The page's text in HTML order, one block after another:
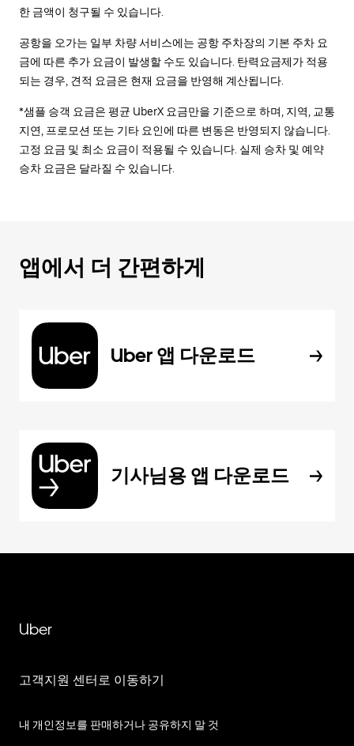
한 금액이 청구될 수 있습니다.
공항을 오가는 일부 차량 서비스에는 공항 주차장의 기본 주차 요
금에 따른 추가 요금이 발생할 수도 있습니다. 탄력요금제가 적용
되는 경우, 견적 요금은 현재 요금을 반영해 계산됩니다.
*샘플 승객 요금은 평균 UberX 요금만을 기준으로 하며, 지역, 교통
지연, 프로모션 또는 기타 요인에 따른 변동은 반영되지 않습니다.
고정 요금 및 최소 요금이 적용될 수 있습니다. 실제 승차 및 예약
승차 요금은 달라질 수 있습니다.
앱에서 더 간편하게
Uber 앱 다운로드
기사님용 앱 다운로드
Uber
고객지원 센터로 이동하기
내 개인정보를 판매하거나 공유하지 말 것